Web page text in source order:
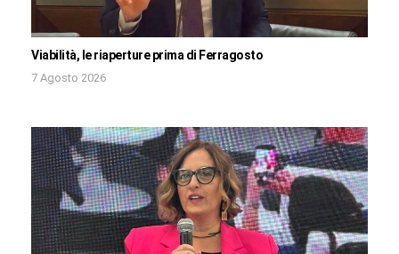
Viabilità, le riaperture prima di Ferragosto
7 Agosto 2026